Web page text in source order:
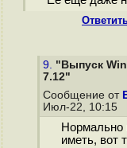
9. "Выпуск
7.12"
Сообщение от
Июл-22, 10:15
Нормально
иметь, вот